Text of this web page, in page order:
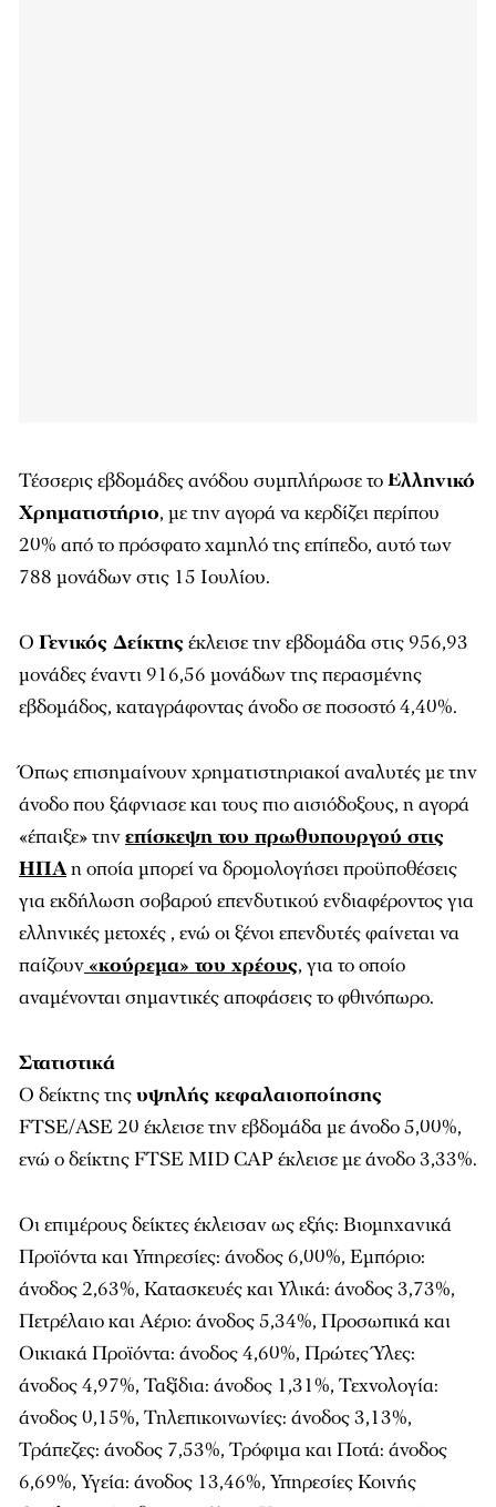
Τέσσερις εβδομάδες ανόδου συμπλήρωσε τοΕλληνικό
Χρηματιστήριο, με την αγορά να κερδίζει περίπου
20% από το πρόσφατο χαμηλό της επίπεδο, αυτό των
788 μονάδων στις 15 Ιουλίου.
Ο Γενικός Δείκτηςέκλεισε την εβδομάδα στις 956,93
μονάδες έναντι 916,56 μονάδων της περασμένης
εβδομάδος, καταγράφοντας άνοδο σε ποσοστό 4,40%.
Όπως επισημαίνουν χρηματιστηριακοί αναλυτές με την
άνοδο που ξάφνιασε και τους πιο αισιόδοξους, η αγορά
«έπαιξε» τηνεπίσκεψη του πρωθυπουργού στις
ΗΠΑη οποία μπορεί να δρομολογήσει προϋποθέσεις
για εκδήλωση σοβαρού επενδυτικού ενδιαφέροντος για
ελληνικές μετοχές , ενώ οι ξένοι επενδυτές φαίνεται να
παίζουν «κούρεμα» του χρέους, για το οποίο
αναμένονται σημαντικές αποφάσεις το φθινόπωρο.
Στατιστικά
Ο δείκτης τηςυψηλής κεφαλαιοποίησης
FTSE/ASE 20 έκλεισε την εβδομάδα με άνοδο 5,00%,
ενώ ο δείκτης FTSE MID CAP έκλεισε με άνοδο 3,33%.
Οι επιμέρους δείκτες έκλεισαν ως εξής: Βιομηχανικά
Προϊόντα και Υπηρεσίες: άνοδος 6,00%, Εμπόριο:
άνοδος 2,63%, Κατασκευές και Υλικά: άνοδος 3,73%,
Πετρέλαιο και Αέριο: άνοδος 5,34%, Προσωπικά και
Οικιακά Προϊόντα: άνοδος 4,60%, Πρώτες Ύλες:
άνοδος 4,97%, Ταξίδια: άνοδος 1,31%, Τεχνολογία:
άνοδος 0,15%, Τηλεπικοινωνίες: άνοδος 3,13%,
Τράπεζες: άνοδος 7,53%, Τρόφιμα και Ποτά: άνοδος
6,69%, Υγεία: άνοδος 13,46%, Υπηρεσίες Κοινής